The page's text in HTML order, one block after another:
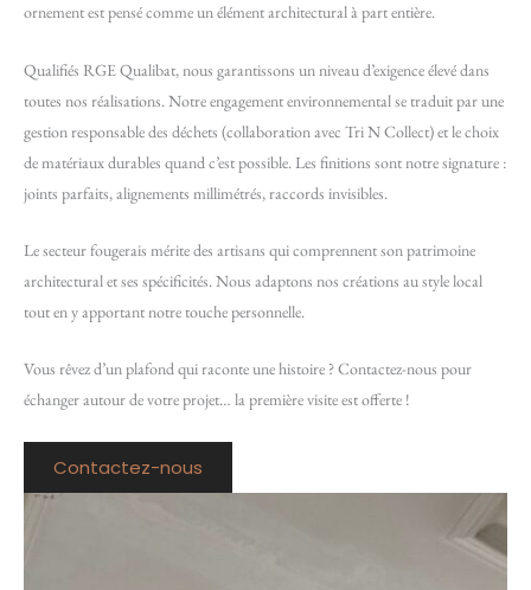
ornement est pensé comme un élément architectural à part entière.
Qualifiés RGE Qualibat, nous garantissons un niveau d’exigence élevé dans
toutes nos réalisations. Notre engagement environnemental se traduit par une
gestion responsable des déchets (collaboration avec Tri N Collect) et le choix
de matériaux durables quand c’est possible. Les finitions sont notre signature :
joints parfaits, alignements millimétrés, raccords invisibles.
Le secteur fougerais mérite des artisans qui comprennent son patrimoine
architectural et ses spécificités. Nous adaptons nos créations au style local
tout en y apportant notre touche personnelle.
Vous rêvez d’un plafond qui raconte une histoire ? Contactez-nous pour
échanger autour de votre projet… la première visite est offerte !
Contactez-nous